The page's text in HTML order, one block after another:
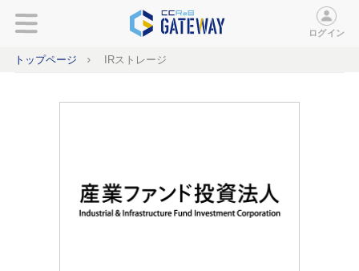
ログイン
トップページ IRストレージ